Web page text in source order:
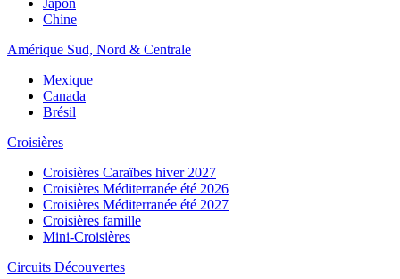
Japon
Chine
Amérique Sud, Nord & Centrale
Mexique
Canada
Brésil
Croisières
Croisières Caraïbes hiver 2027
Croisières Méditerranée été 2026
Croisières Méditerranée été 2027
Croisières famille
Mini-Croisières
Circuits Découvertes